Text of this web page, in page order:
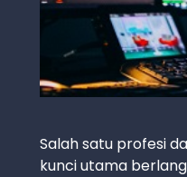
Salah satu profesi
kunci utama